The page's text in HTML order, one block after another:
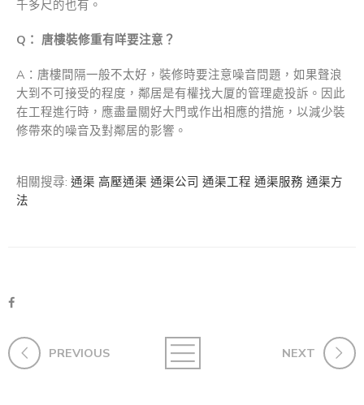
千多尺的也有。
Q： 唐樓裝修重有咩要注意？
A：唐樓間隔一般不太好，裝修時要注意噪音問題，如果聲浪
大到不可接受的程度，鄰居是有權找大厦的管理處投訴。因此
在工程進行時，應盡量關好大門或作出相應的措施，以減少裝
修帶來的噪音及對鄰居的影響。
相關搜尋: 通渠 高壓通渠 通渠公司 通渠工程 通渠服務 通渠方
法
PREVIOUS NEXT